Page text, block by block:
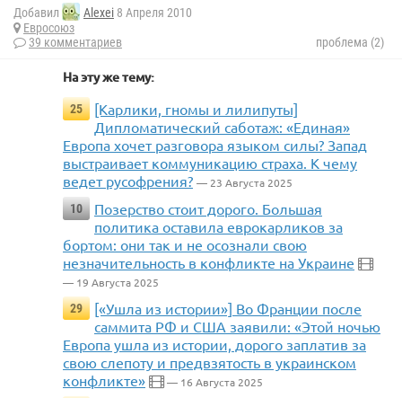
Добавил Alexei 8 Апреля 2010
Евросоюз
39 комментариев
проблема (2)
На эту же тему:
25
[Карлики, гномы и лилипуты]
Дипломатический саботаж: «Единая»
Европа хочет разговора языком силы? Запад
выстраивает коммуникацию страха. К чему
ведет русофрения? — 23 Августа 2025
10
Позерство стоит дорого. Большая
политика оставила еврокарликов за
бортом: они так и не осознали свою
незначительность в конфликте на Украине
— 19 Августа 2025
29
[«Ушла из истории»] Во Франции после
саммита РФ и США заявили: «Этой ночью
Европа ушла из истории, дорого заплатив за
свою слепоту и предвзятость в украинском
конфликте»
— 16 Августа 2025